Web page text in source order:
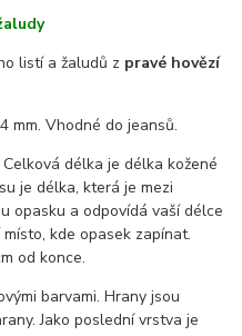
listí a žaludů z pravé hovězí
mm. Vhodné do jeansů.
Celková délka je délka kožené
je délka, která je mezi
opasku a odpovídá vaší délce
kde opasek zapínat.
od konce.
barvami. Hrany jsou
Jako poslední vrstva je